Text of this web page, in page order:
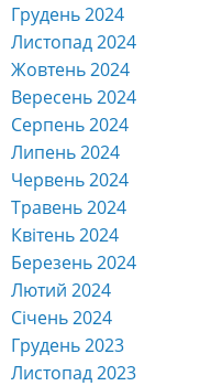
Грудень 2024
Листопад 2024
Жовтень 2024
Вересень 2024
Серпень 2024
Липень 2024
Червень 2024
Травень 2024
Квітень 2024
Березень 2024
Лютий 2024
Січень 2024
Грудень 2023
Листопад 2023